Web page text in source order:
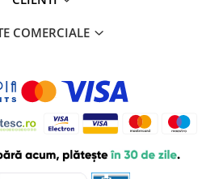
COMERCIALE